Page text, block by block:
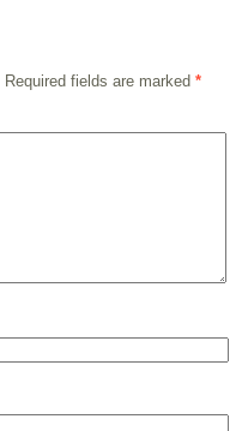
Required fields are marked *